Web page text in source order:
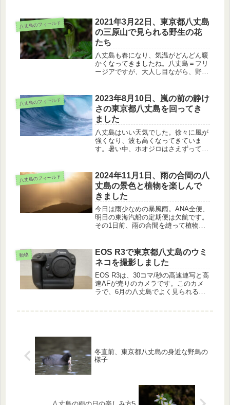
ータ取りに力を入れるようになりまし
た。
八丈島のフィールド
2021年3月22日、東京都八丈島
の三原山で見られる野生の花
たち
八丈島も春になり、気温がどんどん暖
かくなってきましたね。八丈島＝フリ
ージアですが、大人し目ながら、野生
ジョウキブシ、シチトウスミレ、ハチ
ジョウテンナンショウの花を紹介しま
す。
八丈島のフィールド
2023年8月10日、嵐の前の静け
さの東京都八丈島を回ってき
ました
八丈島はいい天気でした。徐々に風が
強くなり、波も高くなってきていま
す。暑い中、ホオジロはさえずってい
八丈島のフィールド
2024年11月1日、雨の合間の八
丈島の景色と植物を楽しんで
きました
今日は雨少なめの暴風雨。ANA全便、
明日の東海汽船の定期便は欠航です。
その1日前、雨の合間を縫って植物、
動物
EOS R3で東京都八丈島のウミ
ネコを撮影しました
EOS R3は、30コマ/秒の高速連写と高
速AFが売りのカメラです。このカメ
ラで、6月の八丈島でよく見られるウ
冬直前、東京都八丈島の身近な野鳥の
様子